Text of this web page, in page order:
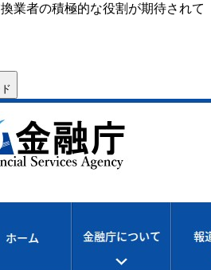
業者の積極的な役割が期待されて